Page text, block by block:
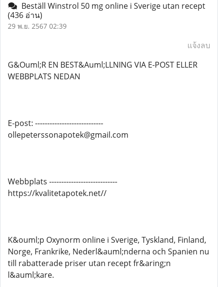
Beställ Winstrol 50 mg online i Sverige utan recept
(436 อ่าน)
29 พ.ย. 2567 02:39
แจ้งลบ
G&Ouml;R EN BEST&Auml;LLNING VIA E-POST ELLER
WEBBPLATS NEDAN
E-post: ----------------------------
ollepeterssonapotek@gmail.com
Webbplats ----------------------------
https://kvalitetapotek.net//
K&ouml;p Oxynorm online i Sverige, Tyskland, Finland,
Norge, Frankrike, Nederl&auml;nderna och Spanien nu
till rabatterade priser utan recept fr&aring;n
l&auml;kare.